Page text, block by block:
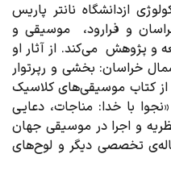
ازدانشگاه نانتر پاریس
و فرارود، موسیقی و
و پژوهش می‌کند. از آثار او
خراسان: بخشی و رپرتوار
«ایران» از کتاب موسیقی‌های کلاسیک
۲۰۱۵)، فصل «نجوا با خدا: مناجات، دعایی
و اجرا در موسیقی جهان
و چندین مقاله‌ی تخصصی دیگر و لوح‌های